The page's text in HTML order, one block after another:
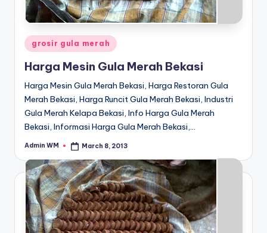
Posted
grosir gula merah
Harga Mesin Gula Merah Bekasi
Harga Mesin Gula Merah Bekasi, Harga Restoran Gula
Merah Bekasi, Harga Runcit Gula Merah Bekasi, Industri
Gula Merah Kelapa Bekasi, Info Harga Gula Merah
Bekasi, Informasi Harga Gula Merah Bekasi,…
Posted
Admin WM March 8, 2013